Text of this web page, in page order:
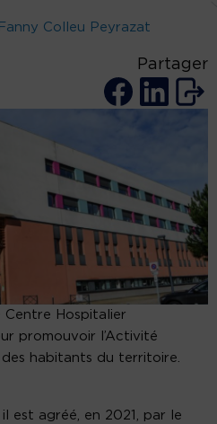
Fanny Colleu Peyrazat
Partager
Centre Hospitalier
promouvoir l’Activité
habitants du territoire.
est agréé, en 2021, par le